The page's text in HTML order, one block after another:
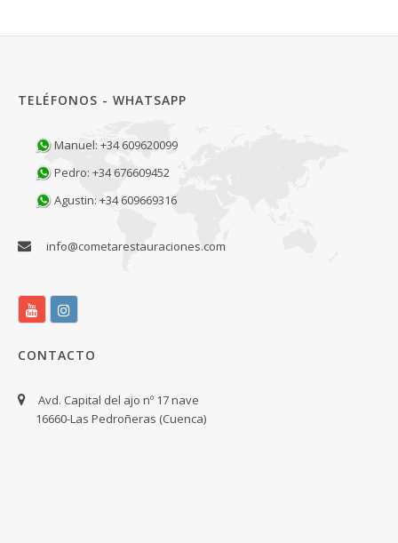
TELÉFONOS - WHATSAPP
Manuel: +34 609620099
Pedro: +34 676609452
Agustin: +34 609669316
info@cometarestauraciones.com
CONTACTO
Avd. Capital del ajo nº 17 nave
16660-Las Pedroñeras (Cuenca)